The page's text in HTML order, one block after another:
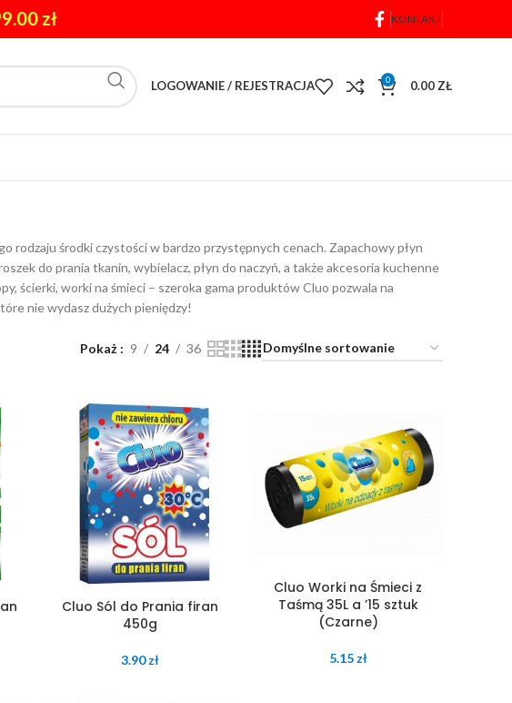
zł KONTAKT
LOGOWANIE / REJESTRACJA 0 0.00 ZŁ
rodzaju środki czystości w bardzo przystępnych cenach. Zapachowy płyn
do prania tkanin, wybielacz, płyn do naczyń, a także akcesoria kuchenne
ścierki, worki na śmieci – szeroka gama produktów Cluo pozwala na
nie wydasz dużych pieniędzy!
Pokaż 9 24 36
Cluo Sól do Prania firan
450g
3.90zł
Cluo Worki na Śmieci z
Taśmą 35L a ’15 sztuk
(Czarne)
5.15 zł